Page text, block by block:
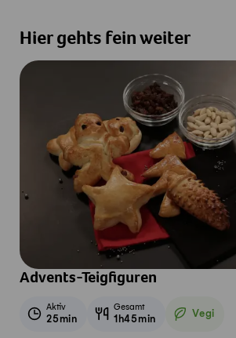
Hier gehts fein weiter
Advents-Teigfiguren
Aktiv
25min
Gesamt
1h45min Vegi
Vegetarisch